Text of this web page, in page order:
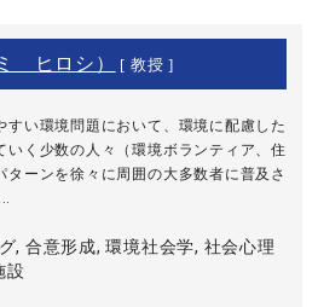
ヒロシ） [ 教授 ]
すい環境問題において、環境に配慮した
いく少数の人々（環境ボランティア、住
ターンを徐々に周囲の大多数者に普及さ
, 合意形成, 環境社会学, 社会心理
設